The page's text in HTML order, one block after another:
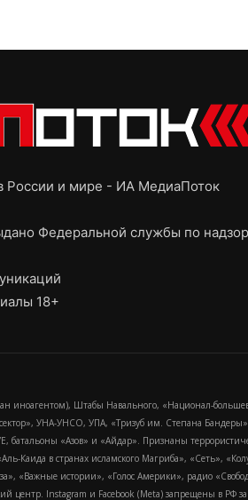
России и мире - ИА МедиаПоток
Федеральной службы по
18+
Штабы Навального, «Национал-
УНА-УНСО, УПА, «Тризуб им. Степана
батальоны «Азов» и «Айдар». Признаны
Каида в странах исламского Магриба», «Сеть»,
«Важные истории», «Голос Америки», радио
Instagram и Facebook (Metа) запрещены в РФ за